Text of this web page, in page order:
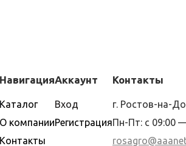
Навигация
Каталог
О компании
Контакты
Аккаунт
Вход
Регистрация
Контакты
г. Ростов-на-
Пн-Пт: с 09:00